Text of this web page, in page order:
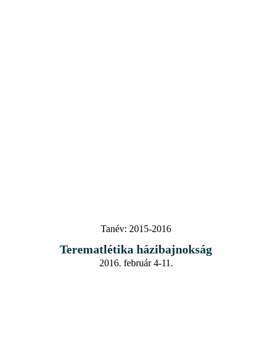
Tanév: 2015-2016
Terematlétika házibajnokság
2016. február 4-11.